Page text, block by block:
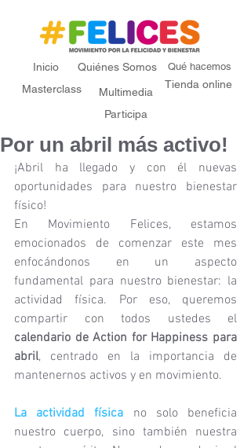
Inicio Quiénes Somos Qué hacemos
Masterclass Multimedia
Tienda online
Participa
Por un abril más activo!
¡Abril ha llegado y con él nuevas
oportunidades para nuestro bienestar
físico!
En Movimiento Felices, estamos
emocionados de comenzar este mes
enfocándonos en un aspecto
fundamental para nuestro bienestar: la
actividad física. Por eso, queremos
calendario de Action for Happiness para
abril, centrado en la importancia de
mantenernos activos y en movimiento.
La actividad física no solo beneficia
nuestro cuerpo, sino también nuestra